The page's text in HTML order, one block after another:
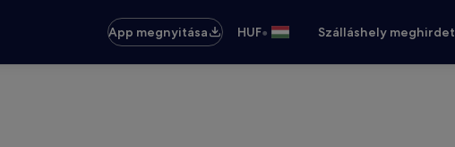
App megnyitása
HUF• Szálláshely